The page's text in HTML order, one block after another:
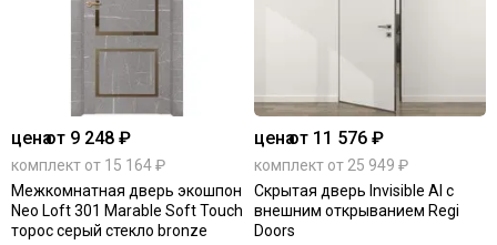
ценаот 9 248 ₽
комплект от 15 164 ₽
Межкомнатная дверь экошпон
Neo Loft 301 Marable Soft Touch
торос серый стекло bronze
ценаот 11 576 ₽
комплект от 25 949 ₽
Скрытая дверь Invisible Al с
внешним открыванием Regi
Doors